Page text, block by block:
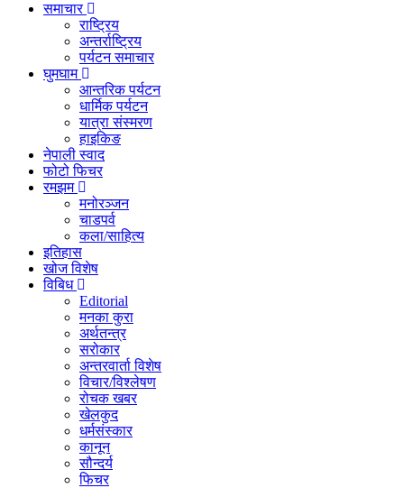
समाचार
राष्ट्रिय
अन्तर्राष्ट्रिय
पर्यटन समाचार
घुमघाम
आन्तरिक पर्यटन
धार्मिक पर्यटन
यात्रा संस्मरण
हाइकिङ
नेपाली स्वाद
फोटो फिचर
रमझम
मनोरञ्जन
चाडपर्व
कला/साहित्य
इतिहास
खोज विशेष
विबिध
Editorial
मनका कुरा
अर्थतन्त्र
सरोकार
अन्तरवार्ता विशेष
विचार/विश्लेषण
रोचक खबर
खेलकुद
धर्मसंस्कार
कानून
सौन्दर्य
फिचर